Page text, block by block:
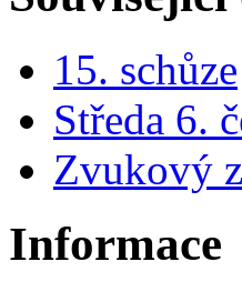
15. schůze
Středa 6.
Zvukový
Informace